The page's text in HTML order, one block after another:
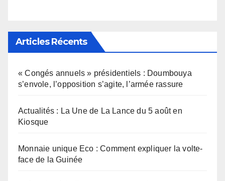
Articles Récents
« Congés annuels » présidentiels : Doumbouya
s’envole, l’opposition s’agite, l’armée rassure
Actualités : La Une de La Lance du 5 août en
Kiosque
Monnaie unique Eco : Comment expliquer la volte-
face de la Guinée